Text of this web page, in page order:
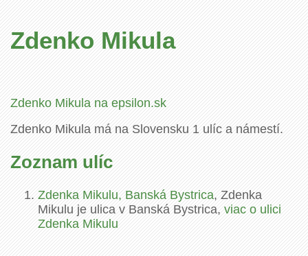
Zdenko Mikula
Zdenko Mikula na epsilon.sk
Zdenko Mikula má na Slovensku 1 ulíc a námestí.
Zoznam ulíc
Zdenka Mikulu, Banská Bystrica, Zdenka
Mikulu je ulica v Banská Bystrica,viac o ulici
Zdenka Mikulu